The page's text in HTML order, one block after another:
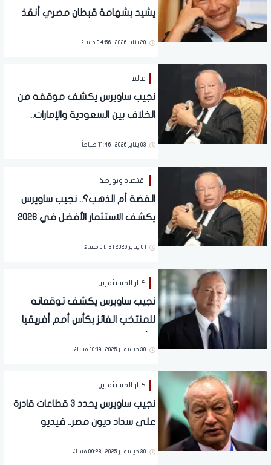
يشيد بشهامة قبطان مصري أنقذ
28 يناير 2026 | 04:56 مساءً
عالم
نجيب ساويرس يكشف موقفه من
الخلاف بين السعودية والإمارات..
03 يناير 2026 | 11:46 صباحاً
اقتصاد وبورصة
الفضة أم الذهب؟.. نجيب ساويرس
يكشف الاستثمار الأفضل في 2026
01 يناير 2026 | 01:13 مساءً
كبار المستثمرين
نجيب ساويرس يكشف توقعاته
للمنتخب الفائز بكأس أمم أفريقيا
30 ديسمبر 2025 | 10:19 مساءً
كبار المستثمرين
نجيب ساويرس يحدد 3 قطاعات قادرة
على سداد ديون مصر.. فيديو
30 ديسمبر 2025 | 09:28 مساءً